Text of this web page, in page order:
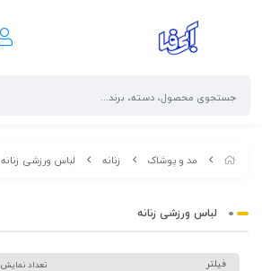
مد و پوشاک زنانه لباس ورزشی زنانه
لباس ورزشی زنانه
فیلتر تعداد نمایش